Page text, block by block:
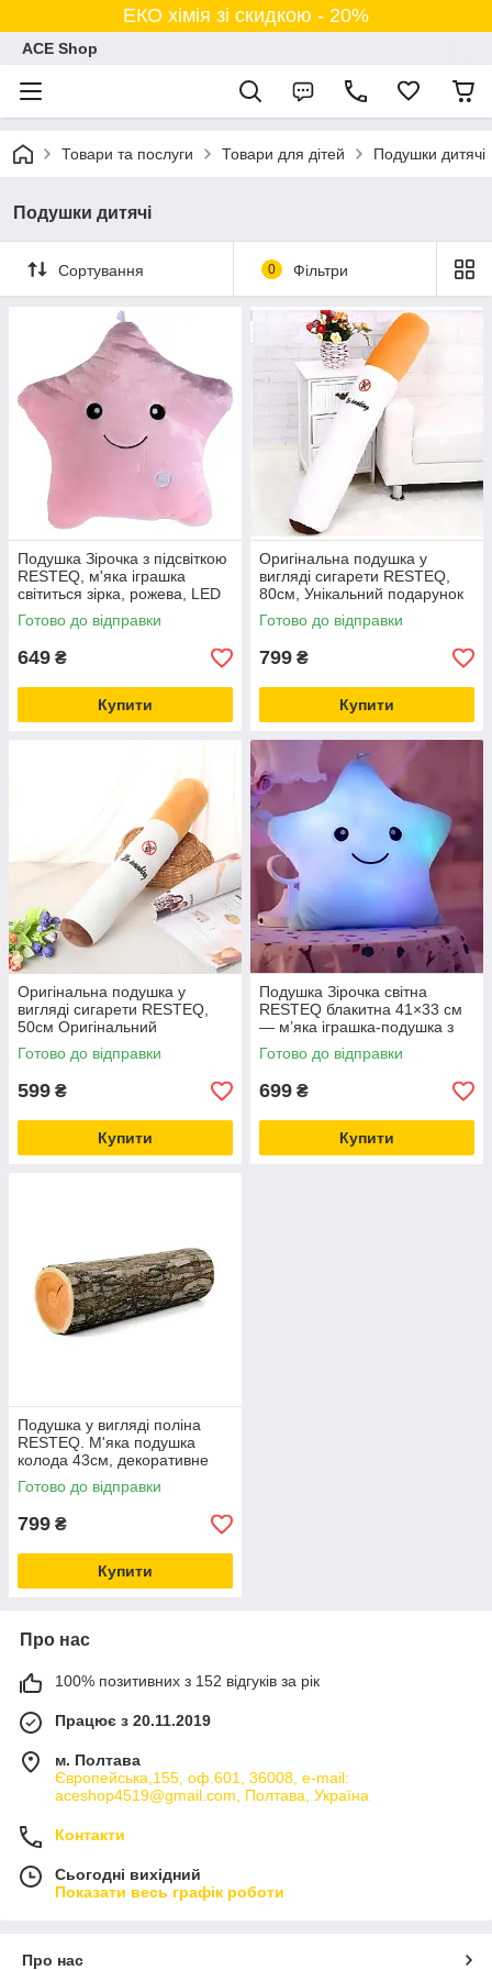
ЕКО хімія зі скидкою - 20%
ACE Shop
Товари та послуги Товари для дітей Подушки дитячі
Подушки дитячі
Сортування 0 Фільтри
Подушка Зірочка з підсвіткою
RESTEQ, м'яка іграшка
світиться зірка, рожева, LED
нічник для дітей
Готово до відправки
649 ₴
Купити
Оригінальна подушка у
вигляді сигарети RESTEQ,
80см, Унікальний подарунок
зі змістом)
Готово до відправки
799 ₴
Купити
Оригінальна подушка у
вигляді сигарети RESTEQ,
50см Оригінальний
подарунок зі змістом)
Готово до відправки
599 ₴
Купити
Подушка Зірочка світна
RESTEQ блакитна 41×33 см
— м’яка іграшка-подушка з
LED підсвіткою для дітей та
дорослих, декоративна
Готово до відправки
699 ₴
Купити
Подушка у вигляді поліна
RESTEQ. М'яка подушка
колода 43см, декоративне
поліно
Готово до відправки
799 ₴
Купити
Про нас
100% позитивних з 152 відгуків за рік
Працює з 20.11.2019
м. Полтава
Європейська,155, оф.601, 36008, e-mail:
aceshop4519@gmail.com, Полтава, Україна
Контакти
Сьогодні вихідний
Показати весь графік роботи
Про нас